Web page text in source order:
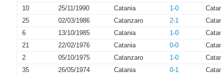
10
25/11/1990 Catania 1-0
25
02/03/1986 Catanzaro 2-1
6
13/10/1985 Catania 1-0
21
22/02/1976 Catania 0-0
2
05/10/1975 Catanzaro 1-0
35
26/05/1974 Catania 0-1